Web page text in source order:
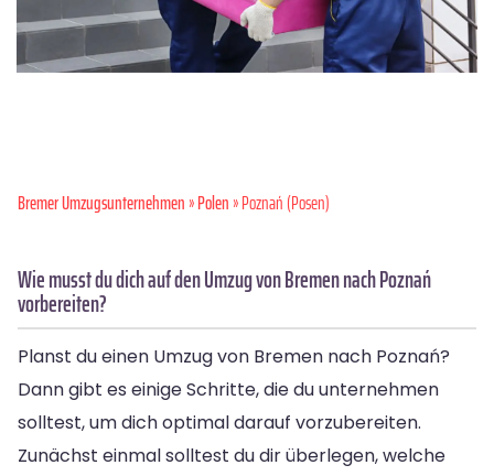
Bremer Umzugsunternehmen»Polen» Poznań (Posen)
Wie musst du dich auf den Umzug von Bremen nach Poznań
vorbereiten?
Planst du einen Umzug von Bremen nach Poznań?
Dann gibt es einige Schritte, die du unternehmen
solltest, um dich optimal darauf vorzubereiten.
Zunächst einmal solltest du dir überlegen, welche